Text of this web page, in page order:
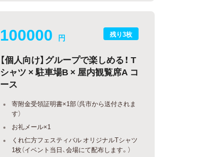
残り3枚
100000 円
【個人向け】グループで楽しめる！ T
シャツ × 駐車場B × 屋内観覧席A コ
ース
寄附金受領証明書×1部（呉市から送付されま
す）
お礼メール×1
くれ仁方フェスティバル オリジナルTシャツ
1枚（イベント当日、会場にて配布します。）